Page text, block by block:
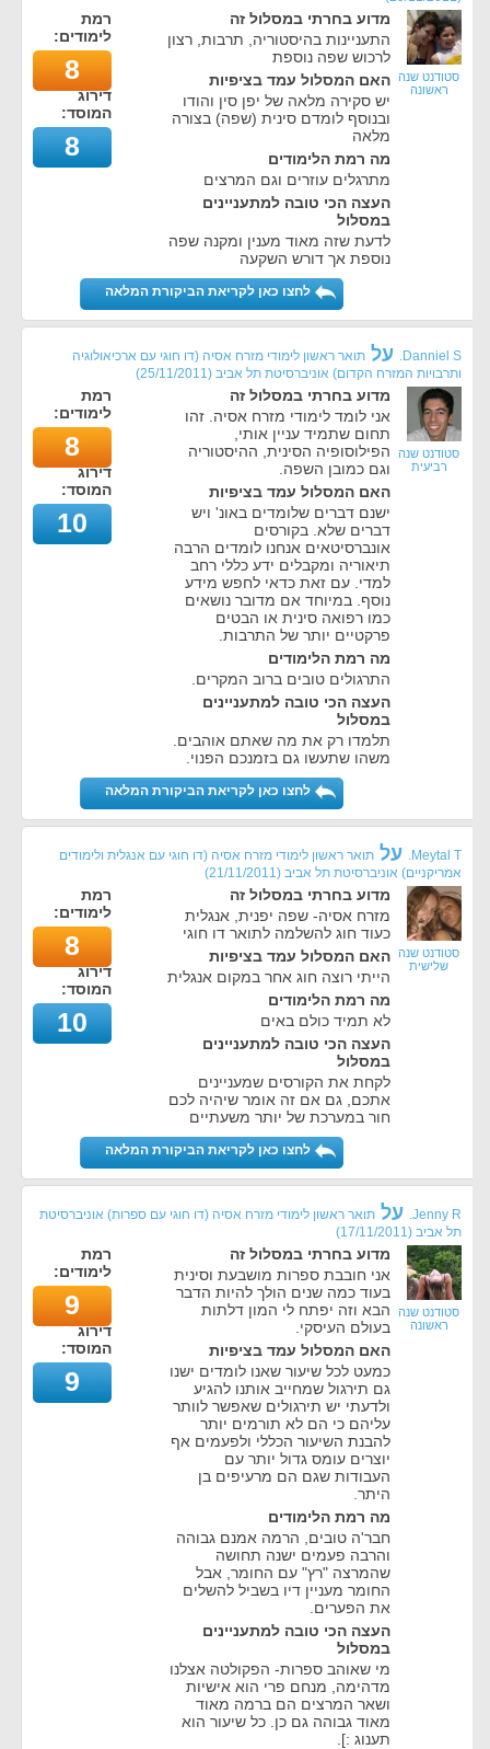
סטודנט שנה
ראשונה
מדוע בחרתי במסלול זה
התעניינות בהיסטוריה, תרבות, רצון
לרכוש שפה נוספת
האם המסלול עמד בציפיות
יש סקירה מלאה של יפן סין והודו
ובנוסף לומדם סינית (שפה) בצורה
מלאה
מה רמת הלימודים
מתרגלים עוזרים וגם המרצים
העצה הכי טובה למתעניינים
במסלול
לדעת שזה מאוד מענין ומקנה שפה
נוספת אך דורש השקעה
רמת
לימודים:
8
דירוג
המוסד:
8
לחצו כאן לקריאת הביקורת המלאה
Danniel S. על תואר ראשון לימודי מזרח אסיה (דו חוגי עם ארכיאולוגיה
ותרבויות המזרח הקדום) אוניברסיטת תל אביב (
25/11/2011
)
סטודנט שנה
רביעית
מדוע בחרתי במסלול זה
אני לומד לימודי מזרח אסיה. זהו
תחום שתמיד עניין אותי,
הפילוסופיה הסינית, ההיסטוריה
וגם כמובן השפה.
האם המסלול עמד בציפיות
ישנם דברים שלומדים באונ' ויש
דברים שלא. בקורסים
אונברסיטאים אנחנו לומדים הרבה
תיאוריה ומקבלים ידע כללי רחב
למדי. עם זאת כדאי לחפש מידע
נוסף. במיוחד אם מדובר נושאים
כמו רפואה סינית או הבטים
פרקטיים יותר של התרבות.
מה רמת הלימודים
התרגולים טובים ברוב המקרים.
העצה הכי טובה למתעניינים
במסלול
תלמדו רק את מה שאתם אוהבים.
משהו שתעשו גם בזמנכם הפנוי.
רמת
לימודים:
8
דירוג
המוסד:
10
לחצו כאן לקריאת הביקורת המלאה
Meytal T. על תואר ראשון לימודי מזרח אסיה (דו חוגי עם אנגלית ולימודים
אמריקניים) אוניברסיטת תל אביב (
21/11/2011
)
סטודנט שנה
שלישית
מדוע בחרתי במסלול זה
מזרח אסיה- שפה יפנית, אנגלית
כעוד חוג להשלמה לתואר דו חוגי
האם המסלול עמד בציפיות
הייתי רוצה חוג אחר במקום אנגלית
מה רמת הלימודים
לא תמיד כולם באים
העצה הכי טובה למתעניינים
במסלול
לקחת את הקורסים שמעניינים
אתכם, גם אם זה אומר שיהיה לכם
חור במערכת של יותר משעתיים
רמת
לימודים:
8
דירוג
המוסד:
10
לחצו כאן לקריאת הביקורת המלאה
Jenny R. על תואר ראשון לימודי מזרח אסיה (דו חוגי עם ספרות) אוניברסיטת
תל אביב (
17/11/2011
)
סטודנט שנה
ראשונה
מדוע בחרתי במסלול זה
אני חובבת ספרות מושבעת וסינית
בעוד כמה שנים הולך להיות הדבר
הבא וזה יפתח לי המון דלתות
בעולם העיסקי.
האם המסלול עמד בציפיות
כמעט לכל שיעור שאנו לומדים ישנו
גם תירגול שמחייב אותנו להגיע
ולדעתי יש תירגולים שאפשר לוותר
עליהם כי הם לא תורמים יותר
להבנת השיעור הכללי ולפעמים אף
יוצרים עומס גדול יותר עם
העבודות שגם הם מרעיפים בן
היתר.
מה רמת הלימודים
חבר'ה טובים, הרמה אמנם גבוהה
והרבה פעמים ישנה תחושה
שהמרצה "רץ" עם החומר, אבל
החומר מעניין דיו בשביל להשלים
את הפערים.
העצה הכי טובה למתעניינים
במסלול
מי שאוהב ספרות- הפקולטה אצלנו
מדהימה, מנחם פרי הוא אישיות
ושאר המרצים הם ברמה מאוד
מאוד גבוהה גם כן. כל שיעור הוא
תענוג :].
רמת
לימודים:
9
דירוג
המוסד:
9